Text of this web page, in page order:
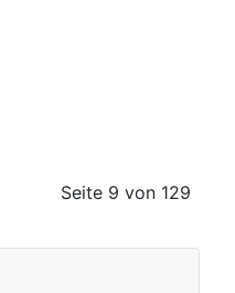
Seite 9 von 129